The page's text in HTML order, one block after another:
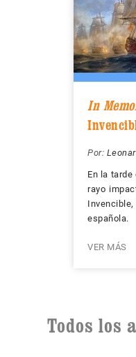
In
Por:
En la tarde
rayo
española.
VER MÁS
Todos los